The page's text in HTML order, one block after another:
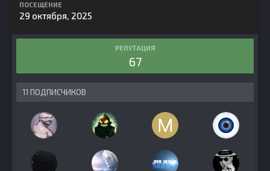
ПОСЕЩЕНИЕ
29 октября, 2025
РЕПУТАЦИЯ
67
11 ПОДПИСЧИКОВ